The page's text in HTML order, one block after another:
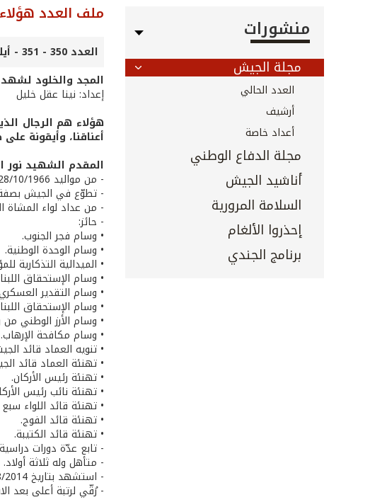
منشورات
مجلة الجيش
العدد الحالي
أرشيف
أعداد خاصة
مجلة الدفاع الوطني
أناشيد الجيش
السلامة المرورية
إحذروا الألغام
برنامج الجندي
ملف العدد
العدد 350 - 351 - أيلول 2014
المجد والخلود
إعداد: نينا عقل خليل
هؤلاء هم الرجال
أعناقنا، وأيقونة
المقدم الشهيد نور
- من مواليد 28/10/1966 في بيروت.
- تطوّع في الجيش بصفة تلميذ ضابط إعتبارًا من 12/2/
- من عداد لواء المشاة
- حائز:
• وسام فجر الجنوب.
• وسام الوحدة الوطنية.
• الميدالية التذكارية
• وسام الإستحقاق
• وسام التقدير
• وسام الإستحقاق
• وسام الأرز الوطني
• وسام مكافحة الإرهاب.
• تنويه العماد قائد
• تهنئة العماد قائد الجيش
• تهنئة رئيس الأركان.
• تهنئة نائب رئيس
• تهنئة قائد اللواء
• تهنئة قائد الفوج.
• تهنئة قائد الكتيبة.
- تابع عدّة دورات
- متأهل وله ثلاثة أولاد.
- استشهد بتاريخ 3/8/2014.
- رُقّي لرتبة أعلى بعد